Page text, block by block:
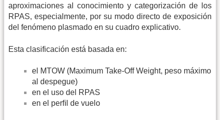
aproximaciones al conocimiento y categorización de los
RPAS, especialmente, por su modo directo de exposición
del fenómeno plasmado en su cuadro explicativo.
Esta clasificación está basada en:
el MTOW (Maximum Take-Off Weight, peso máximo
al despegue)
en el uso del RPAS
en el perﬁl de vuelo